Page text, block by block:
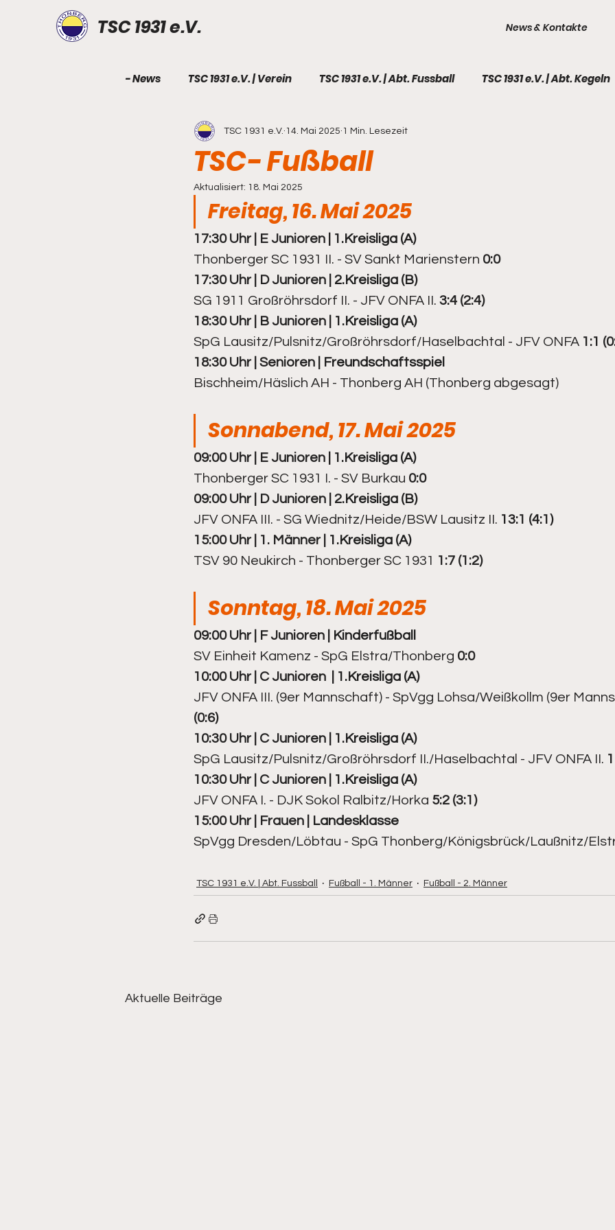
TSC 1931 e.V. News & Kontakte
- News TSC 1931 e.V. | Verein TSC 1931 e.V. | Abt. Fussball TSC 1931 e.V. | Abt. Kegeln
TSC 1931 e.V. | Geburtstag TSC 1931 e.V. | Galerie
Fußball - Senioren Fußball - Frauen
Fußball - B-Junioren Fußball - C-Junioren I
Fußball - E-Junioren Fußball - F-Junioren Kegeln - 1. Männer
Kegeln - Frauen Kegeln - 1. Senioren Kegeln - 2. Senioren
TSC- Fußball
TSC 1931 e.V. 14. Mai 2025 1 Min. Lesezeit
Aktualisiert: 18. Mai 2025
Freitag, 16. Mai 2025
17:30 Uhr | E Junioren | 1.Kreisliga (A)
Thonberger SC 1931 II. - SV Sankt Marienstern 0:0
17:30 Uhr | D Junioren | 2.Kreisliga (B)
SG 1911 Großröhrsdorf II. - JFV ONFA II. 3:4 (2:4)
18:30 Uhr | B Junioren | 1.Kreisliga (A)
SpG Lausitz/Pulsnitz/Großröhrsdorf/Haselbachtal - JFV ONFA 1:1
18:30 Uhr | Senioren |
Freundschaftsspiel
Bischheim/Häslich AH - Thonberg AH (Thonberg abgesagt)
Sonnabend, 17. Mai 2025
09:00 Uhr | E Junioren | 1.Kreisliga (A)
Thonberger SC 1931 I. - SV Burkau 0:0
09:00 Uhr | D Junioren | 2.Kreisliga (B)
JFV ONFA III. - SG Wiednitz/Heide/BSW Lausitz II. 13:1 (4:1)
15:00 Uhr | 1. Männer | 1.Kreisliga (A)
TSV 90 Neukirch - Thonberger SC 1931 1:7 (1:2)
Sonntag, 18. Mai 2025
09:00 Uhr | F Junioren |
Kinderfußball
SV Einheit Kamenz - SpG Elstra/Thonberg 0:0
10:00 Uhr | C Junioren  | 1.Kreisliga (A)
JFV ONFA III. (9er Mannschaft) - SpVgg Lohsa/Weißkollm (9er
(0:6)
10:30 Uhr | C Junioren | 1.Kreisliga (A)
SpG Lausitz/Pulsnitz/Großröhrsdorf II./Haselbachtal - JFV ONFA II.
10:30 Uhr | C Junioren | 1.Kreisliga (A)
JFV ONFA I. - DJK Sokol Ralbitz/Horka 5:2 (3:1)
15:00 Uhr | Frauen |
Landesklasse
SpVgg Dresden/Löbtau - SpG Thonberg/Königsbrück/Laußnitz/
TSC 1931 e.V. | Abt. Fussball Fußball - 1. Männer Fußball - 2. Männer
Aktuelle Beiträge